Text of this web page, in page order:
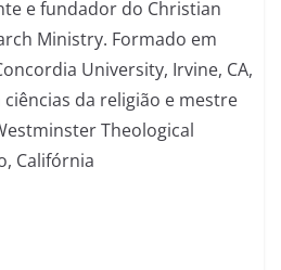
e fundador do Christian
Ministry. Formado em
University, Irvine, CA,
ciências da religião e mestre
Theological
Califórnia